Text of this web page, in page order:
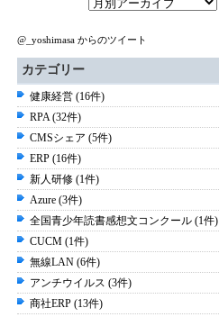
@_yoshimasa からのツイート
カテゴリー
健康経営 (16件)
RPA (32件)
CMSシェア (5件)
ERP (16件)
新人研修 (1件)
Azure (3件)
全国青少年読書感想文コンクール (1件)
CUCM (1件)
無線LAN (6件)
アンチウイルス (3件)
商社ERP (13件)